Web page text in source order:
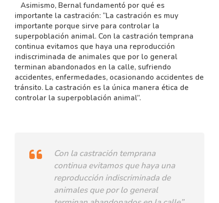
Asimismo, Bernal fundamentó por qué es
importante la castración: “La castración es muy
importante porque sirve para controlar la
superpoblación animal. Con la castración temprana
continua evitamos que haya una reproducción
indiscriminada de animales que por lo general
terminan abandonados en la calle, sufriendo
accidentes, enfermedades, ocasionando accidentes de
tránsito. La castración es la única manera ética de
controlar la superpoblación animal”.
Con la castración temprana
continua evitamos que haya una
reproducción indiscriminada de
animales que por lo general